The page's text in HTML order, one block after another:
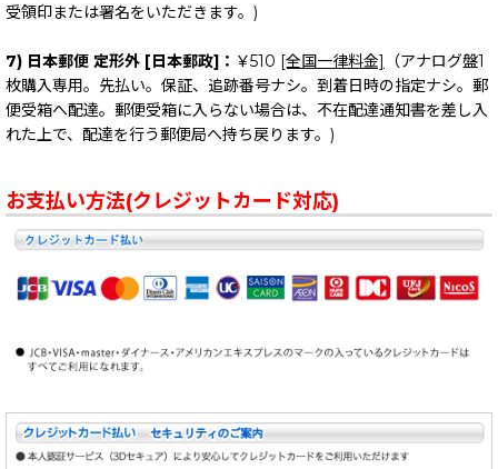
受領印または署名をいただきます。)
7) 日本郵便 定形外 [日本郵政]： ￥510 [全国一律料金]
（アナログ盤1
枚購入専用。先払い。保証、追跡番号ナシ。到着日時の指定ナシ。郵
便受箱へ配達。郵便受箱に入らない場合は、不在配達通知書を差し入
れた上で、配達を行う郵便局へ持ち戻ります。)
お支払い方法(クレジットカード対応)